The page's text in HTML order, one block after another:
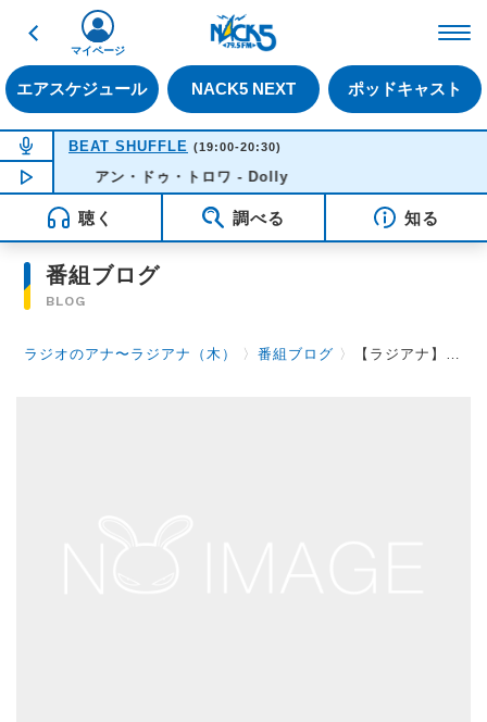
戻る
エアスケジュール NACK5 NEXT ポッドキャスト
マイページ
NOW ON AIR
BEAT SHUFFLE (19:00-20:30)
NOW PLAYING20:10
アン・ドゥ・トロワ - Dolly
聴く 調べる 知る
番組ブログ
BLOG
ラジオのアナ〜ラジアナ（木） 〉番組ブログ 〉 【ラジアナ】いらっしゃいませ、こんにちは【木曜日】